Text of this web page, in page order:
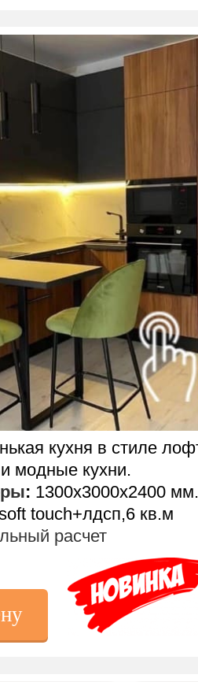
кухня в стиле
модные кухни.
: 1300х3000х2400
touch+лдсп,6 кв.м
расчет